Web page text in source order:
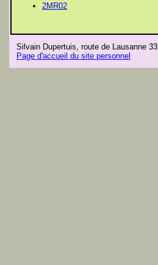
2MR02
Silvain Dupertuis, route de Lausanne
Page d'accueil du site personnel